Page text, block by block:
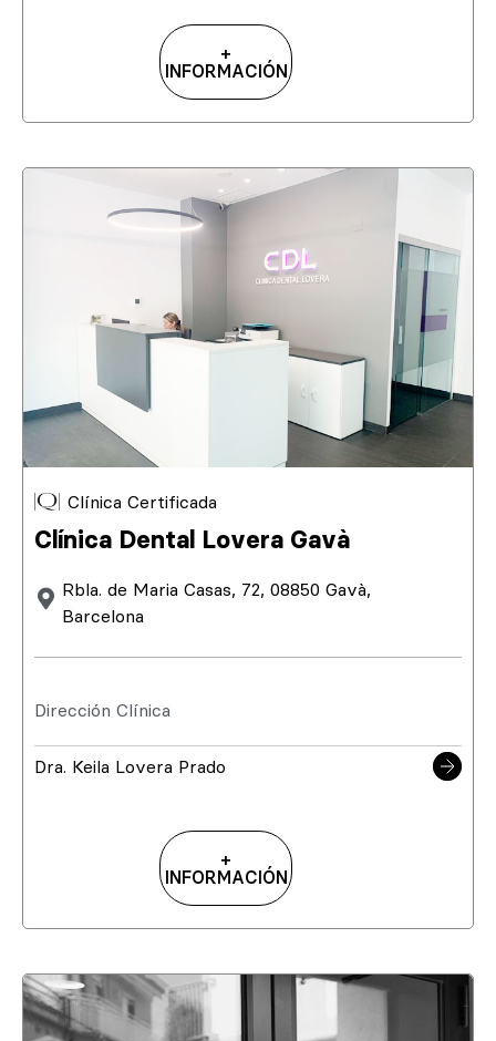
+
INFORMACIÓN
Clínica Certificada
Clínica Dental Lovera Gavà
Rbla. de Maria Casas, 72, 08850 Gavà,
Barcelona
Dirección Clínica
Dra. Keila Lovera Prado
+
INFORMACIÓN